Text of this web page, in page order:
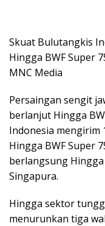
Skuat Bulutangkis
Hingga BWF Super
MNC Media
Persaingan sengit
berlanjut Hingga
Indonesia mengirim
Hingga BWF Super
berlangsung
Singapura.
Hingga sektor
menurunkan tiga